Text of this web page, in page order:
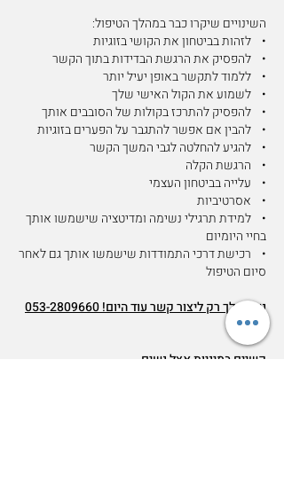
השינויים שיקרו כבר במהלך הטיפול:
• לזהות בביטחון את הקושי בזוגיות
• להפסיק את הרגשת הבדידות בתוך הקשר
• ללמוד לתקשר באופן יעיל יותר
• לשמוע את הקול האישי שלך
• להפסיק להתרכז בקולות של הסובבים אותך
• להבין אם אפשר להתגבר על הפערים בזוגיות
• להגיע להחלטה לגבי המשך הקשר
• הרגשת הקלה
• עלייה בביטחון העצמי
• אסרטיביות
• למידת תרגילי נשימה ומדיטציה שישמשו אותך
בחיי היומיום
• רכישת דרכי התמודדות שישמשו אותך גם לאחר
סיום הטיפול
נשאר לך רק ליצור קשר עוד היום!053-2809660
קשיים במיניות אצל נשים